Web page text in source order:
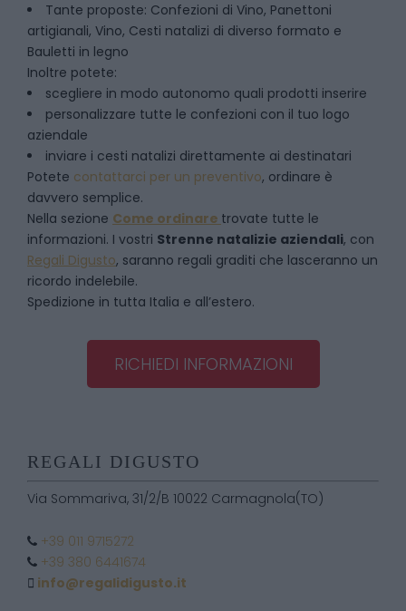
Tante proposte: Confezioni di Vino, Panettoni
artigianali, Vino, Cesti natalizi di diverso formato e
Bauletti in legno
Inoltre potete:
scegliere in modo autonomo quali prodotti inserire
personalizzare tutte le confezioni con il tuo logo
aziendale
inviare i cesti natalizi direttamente ai destinatari
Potete contattarci per un preventivo, ordinare è
davvero semplice.
Nella sezione Come ordinare trovate tutte le
informazioni. I vostri Strenne natalizie aziendali, con
Regali Digusto, saranno regali graditi che lasceranno un
ricordo indelebile.
Spedizione in tutta Italia e all’estero.
RICHIEDI INFORMAZIONI
REGALI DIGUSTO
Via Sommariva, 31/2/B 10022 Carmagnola(TO)
+39 011 9715272
+39 380 6441674
info@regalidigusto.it